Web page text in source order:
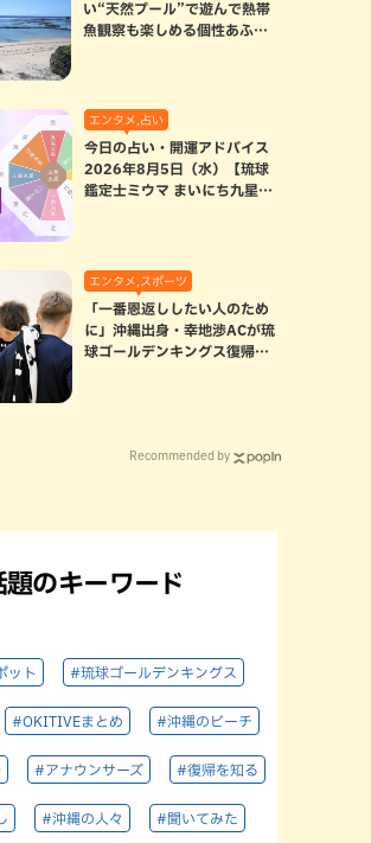
い“天然プール”で遊んで熱帯
魚観察も楽しめる個性あふれ
エンタメ,占い
今日の占い・開運アドバイス
2026年8月5日（水）【琉球
鑑定士ミウマ まいにち九星気
エンタメ,スポーツ
「一番恩返ししたい人のため
に」沖縄出身・幸地渉ACが琉
球ゴールデンキングス復帰。
Recommended by
のキーワード
ット #琉球ゴールデンキングス
#OKITIVEまとめ #沖縄のビーチ
#アナウンサーズ #復帰を知る
#沖縄の人々 #聞いてみた